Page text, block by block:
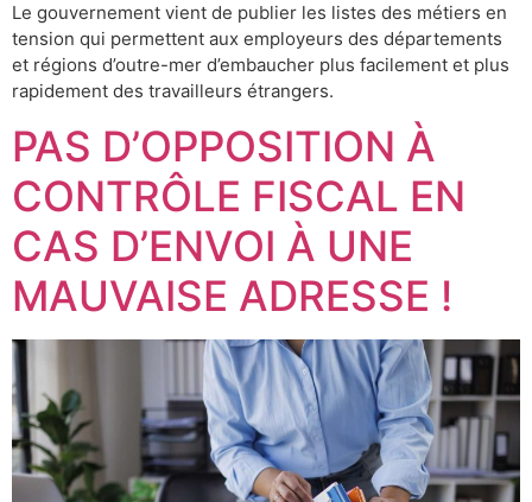
Le gouvernement vient de publier les listes des métiers en
tension qui permettent aux employeurs des départements
et régions d’outre-mer d’embaucher plus facilement et plus
rapidement des travailleurs étrangers.
PAS D’OPPOSITION À
CONTRÔLE FISCAL EN
CAS D’ENVOI À UNE
MAUVAISE ADRESSE !